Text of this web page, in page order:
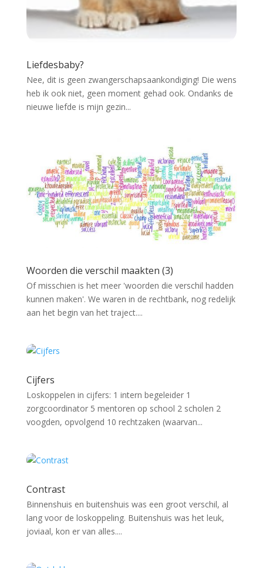
Liefdesbaby?
Nee, dit is geen zwangerschapsaankondiging! Die wens
heb ik ook niet, geen moment gehad ook. Ondanks de
nieuwe liefde is mijn gezin...
Woorden die verschil maakten (3)
Of misschien is het meer 'woorden die verschil hadden
kunnen maken'. We waren in de rechtbank, nog redelijk
aan het begin van het traject....
Cijfers
Loskoppelen in cijfers: 1 intern begeleider 1
zorgcoordinator 5 mentoren op school 2 scholen 2
voogden, opvolgend 10 rechtzaken (waarvan...
Contrast
Binnenshuis en buitenshuis was een groot verschil, al
lang voor de loskoppeling. Buitenshuis was het leuk,
joviaal, kon er van alles....